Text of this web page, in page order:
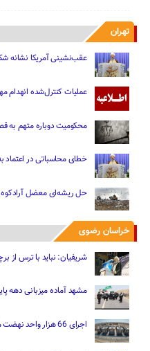
تهران
عقب‌نشینی آمریکا نشانه
عملیات کنترل‌شده انهدام
محکومیت دوباره متهم به
خطای محاسباتی در اعتماد
حل ریشه‌ای معضل آرادکوه
خراسان رضوی
شریفیان: نباید با ترس
مشهد آماده میزبانی دهه پایانی
اجرای 66 هزار واحد نهضت ملی مسکن در خراسان رضوی